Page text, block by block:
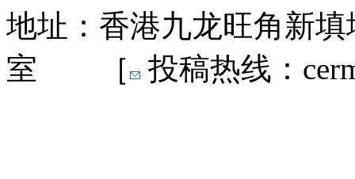
地址：香港九龙旺角新
室 ［
投稿热线：